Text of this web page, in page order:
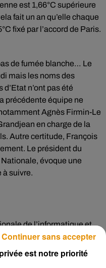
est 1,66°C supérieure
fait un an qu’elle chaque
fixé par l’accord de Paris.
de fumée blanche… Le
mais les noms des
n’ont pas été
précédente équipe ne
Agnès Firmin-Le
en charge de la
Autre certitude, François
Le président du
évoque une
à suivre.
de l’informatique et
le piratage de deux
santé. Les
auraient été dérobées :
est notre priorité
Continuer sans accepter